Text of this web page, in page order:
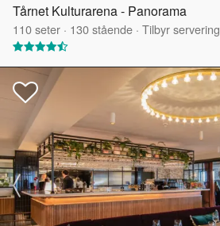
Tårnet Kulturarena - Panorama
110seter · 130stående · Tilbyr servering